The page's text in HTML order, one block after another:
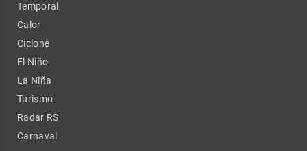
Temporal
Calor
Ciclone
El Niño
La Niña
Turismo
Radar RS
Carnaval